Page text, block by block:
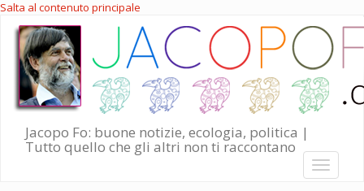
Salta al contenuto principale
Jacopo Fo: buone notizie, ecologia, politica |
Tutto quello che gli altri non ti raccontano
Toggle